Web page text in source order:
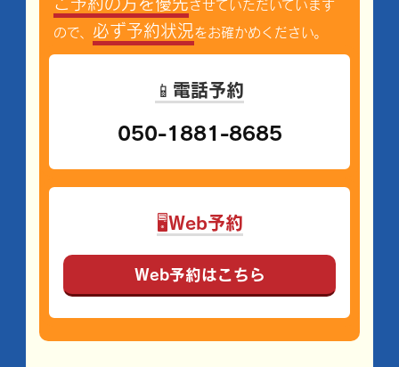
させていただいています
ので、 必ず予約状況をお確かめください。
📱電話予約
050-1881-8685
🖥Web予約
Web予約はこちら